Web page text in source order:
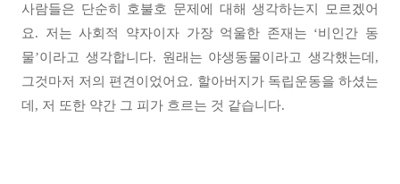
사람들은 단순히 호불호 문제에 대해 생각하는지 모르겠어
요. 저는 사회적 약자이자 가장 억울한 존재는 ‘비인간 동
물’이라고 생각합니다. 원래는 야생동물이라고 생각했는데,
그것마저 저의 편견이었어요. 할아버지가 독립운동을 하셨는
데, 저 또한 약간 그 피가 흐르는 것 같습니다.